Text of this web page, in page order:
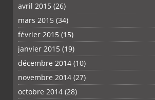
avril 2015 (26)
mars 2015 (34)
février 2015 (15)
janvier 2015 (19)
décembre 2014 (10)
novembre 2014 (27)
octobre 2014 (28)